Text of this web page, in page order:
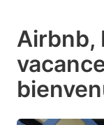
Airbnb,